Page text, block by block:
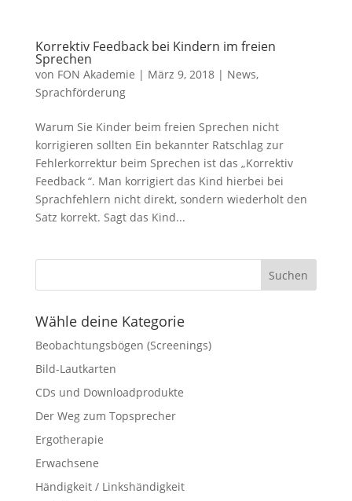
Korrektiv Feedback bei Kindern im freien
Sprechen
von FON Akademie | März 9, 2018| News,
Sprachförderung
Warum Sie Kinder beim freien Sprechen nicht
korrigieren sollten Ein bekannter Ratschlag zur
Fehlerkorrektur beim Sprechen ist das „Korrektiv
Feedback “. Man korrigiert das Kind hierbei bei
Sprachfehlern nicht direkt, sondern wiederholt den
Satz korrekt. Sagt das Kind...
Wähle deine Kategorie
Beobachtungsbögen (Screenings)
Bild-Lautkarten
CDs und Downloadprodukte
Der Weg zum Topsprecher
Ergotherapie
Erwachsene
Händigkeit / Linkshändigkeit